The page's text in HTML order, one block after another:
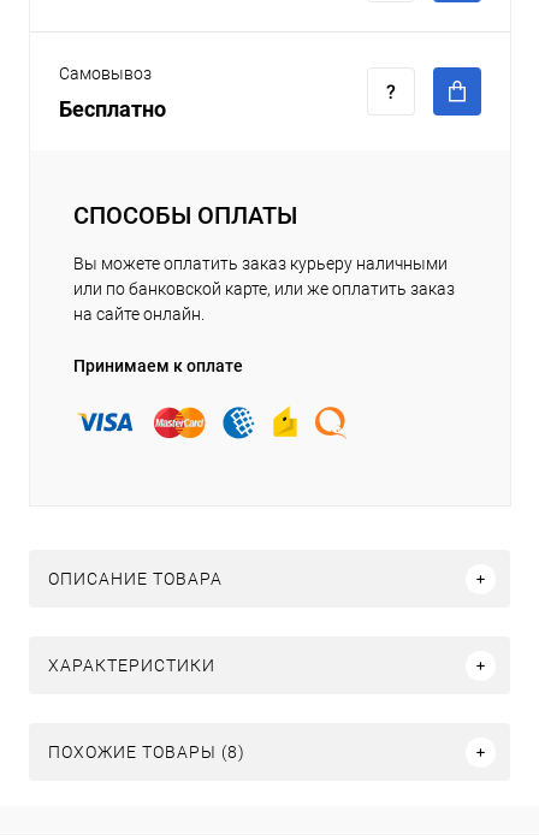
Самовывоз
Бесплатно
СПОСОБЫ ОПЛАТЫ
Вы можете оплатить заказ курьеру наличными
или по банковской карте, или же оплатить заказ
на сайте онлайн.
Принимаем к оплате
ОПИСАНИЕ ТОВАРА
ХАРАКТЕРИСТИКИ
ПОХОЖИЕ ТОВАРЫ (8)